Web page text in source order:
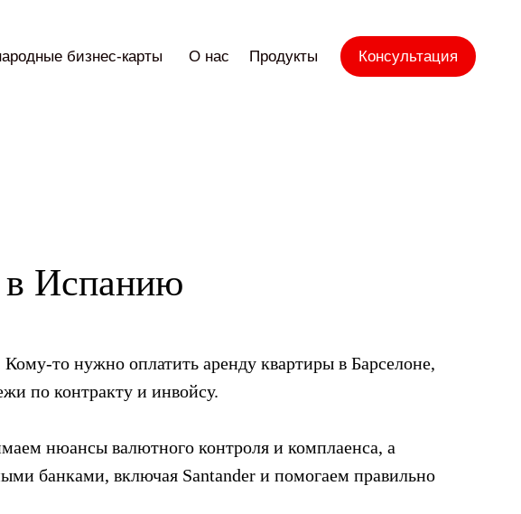
Консультация
Продукты
О нас
бизнес-карты
в Испанию
то нужно оплатить аренду квартиры в Барселоне,
по контракту и инвойсу.
нюансы валютного контроля и комплаенса, а
банками, включая Santander и помогаем правильно